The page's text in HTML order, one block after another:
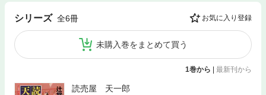
シリーズ 全6冊 お気に入り登録
未購入巻をまとめて買う
1巻から | 最新刊から
読売屋 天一郎